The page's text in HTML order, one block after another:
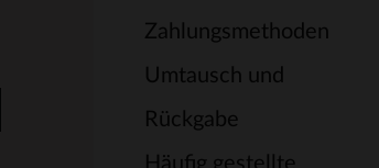
Zahlungsmethoden
Umtausch und
Rückgabe
Häufig gestellte